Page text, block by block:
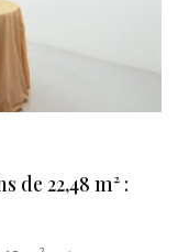
de 22,48 m² :